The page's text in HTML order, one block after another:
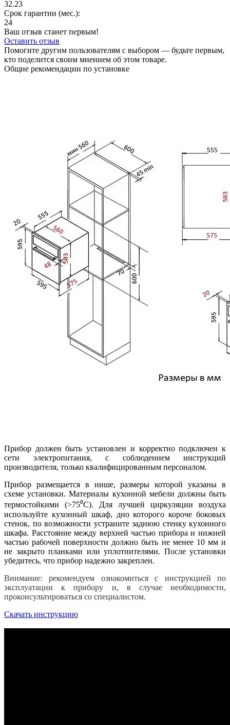
32.23
Срок гарантии (мес.):
24
Ваш отзыв станет первым!
Оставить отзыв
Помогите другим пользователям с выбором — будьте первым,
кто поделится своим мнением об этом товаре.
Общие рекомендации по установке
Прибор должен быть установлен и корректно подключен к
сети электропитания, с соблюдением инструкций
производителя, только квалифицированным персоналом.
Прибор размещается в нише, размеры которой указаны в
схеме установки. Материалы кухонной мебели должны быть
термостойкими (>75⁰С). Для лучшей циркуляции воздуха
используйте кухонный шкаф, дно которого короче боковых
стенок, по возможности устраните заднюю стенку кухонного
шкафа. Расстояние между верхней частью прибора и нижней
частью рабочей поверхности должно быть не менее 10 мм и
не закрыто планками или уплотнителями. После установки
убедитесь, что прибор надежно закреплен.
Внимание: рекомендуем ознакомиться с инструкцией по
эксплуатации к прибору и, в случае необходимости,
проконсультироваться со специалистом.
Скачать инструкцию